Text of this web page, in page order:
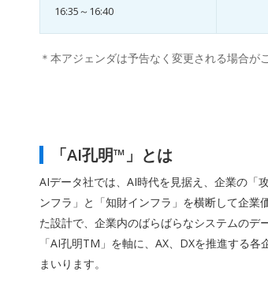
16:35～16:40
＊本アジェンダは予告なく変更される場合が
「AI孔明™」とは
AIデータ社では、AI時代を見据え、企業の「
ンフラ」と「知財インフラ」を横断して企
た設計で、企業内のばらばらなシステムのデ
「AI孔明TM」を軸に、AX、DXを推進する
まいります。